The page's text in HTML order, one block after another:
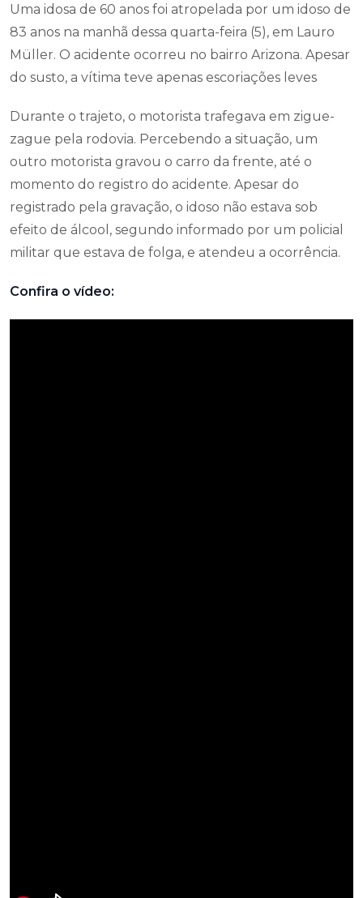
Uma idosa de 60 anos foi atropelada por um idoso de
83 anos na manhã dessa quarta-feira (5), em Lauro
Müller. O acidente ocorreu no bairro Arizona. Apesar
do susto, a vítima teve apenas escoriações leves
Durante o trajeto, o motorista trafegava em zigue-
zague pela rodovia. Percebendo a situação, um
outro motorista gravou o carro da frente, até o
momento do registro do acidente. Apesar do
registrado pela gravação, o idoso não estava sob
efeito de álcool, segundo informado por um policial
militar que estava de folga, e atendeu a ocorrência.
Confira o vídeo: